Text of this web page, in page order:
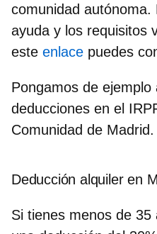
comunidad
ayuda y los requisitos
este enlace puedes
Pongamos de ejemplo
deducciones en el
Comunidad de Madrid.
Deducción alquiler en
Si tienes menos de 35